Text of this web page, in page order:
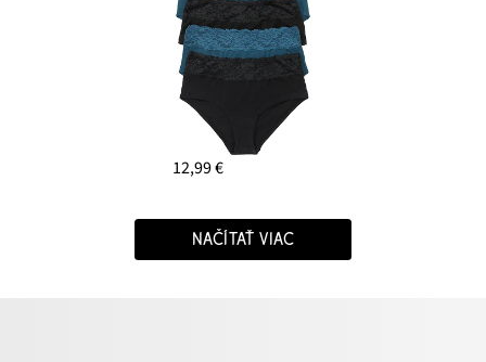
12,99 €
NAČÍTAŤ VIAC